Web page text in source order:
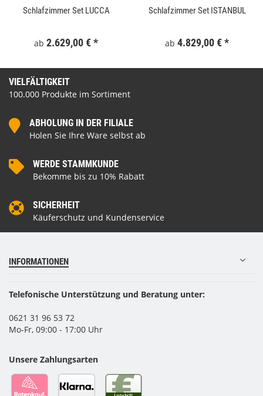
Schlafzimmer Set LUCCA
ab 2.629,00 €*
Schlafzimmer Set ISTANBUL
ab 4.829,00 €*
VIELFÄLTIGKEIT
100.000 Produkte im Sortiment
ABHOLUNG IN DER FILIALE
Holen Sie Ihre Ware selbst ab
WERDE STAMMKUNDE
Bekomme bis zu 10% Rabatt
SICHERHEIT
Käuferschutz und Kundenservice
INFORMATIONEN
Telefonische Unterstützung und Beratung unter:
0621 31 96 53 72
Mo-Fr, 09:00 - 17:00 Uhr
Unsere Zahlungsarten